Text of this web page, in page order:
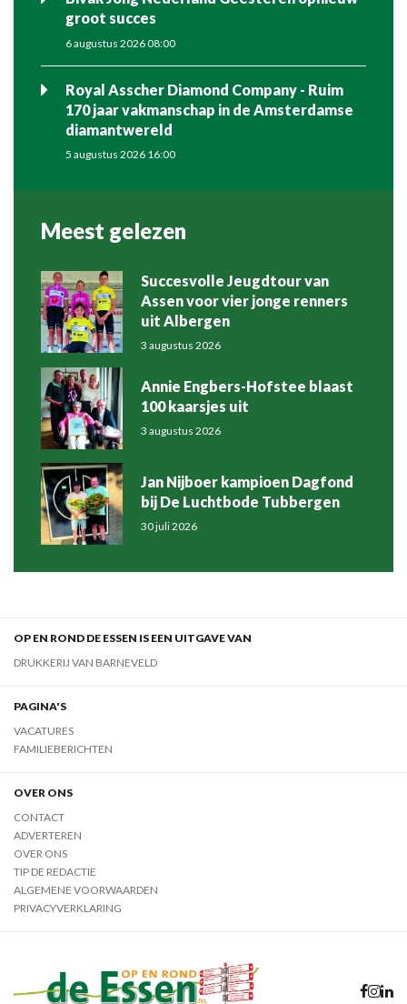
groot succes
6 augustus 2026 08:00
Royal Asscher Diamond Company - Ruim
170 jaar vakmanschap in de Amsterdamse
diamantwereld
5 augustus 2026 16:00
Meest gelezen
Succesvolle Jeugdtour van
Assen voor vier jonge renners
uit Albergen
3 augustus 2026
Annie Engbers-Hofstee blaast
100 kaarsjes uit
3 augustus 2026
Jan Nijboer kampioen Dagfond
bij De Luchtbode Tubbergen
30 juli 2026
OP EN ROND DE ESSEN IS EEN UITGAVE VAN
DRUKKERIJ VAN BARNEVELD
PAGINA'S
VACATURES
FAMILIEBERICHTEN
OVER ONS
CONTACT
ADVERTEREN
OVER ONS
TIP DE REDACTIE
ALGEMENE VOORWAARDEN
PRIVACYVERKLARING